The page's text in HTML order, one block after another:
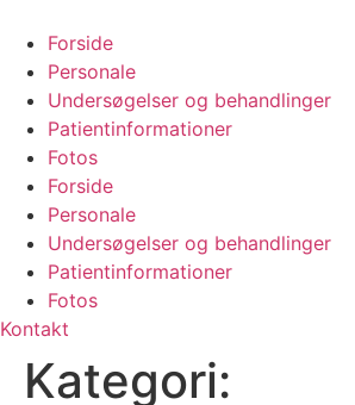
indhold
Forside
Personale
Undersøgelser og behandlinger
Patientinformationer
Fotos
Forside
Personale
Undersøgelser og behandlinger
Patientinformationer
Fotos
Kontakt
Kategori: